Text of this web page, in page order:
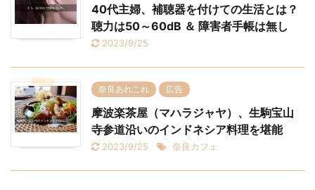
40代主婦、補聴器を付けての生活とは？
聴力は50～60dB ＆ 障害者手帳は無し
2023/9/25
奈良あれこれ 広告
摩波楽茶屋（マハラジャヤ）、生駒宝山
寺参道沿いのインドネシア料理を堪能
2023/9/25 奈良カフェ